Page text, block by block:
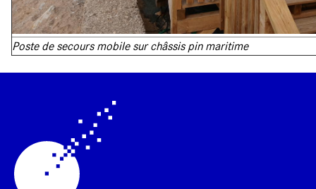
Poste de secours mobile sur châssis pin maritime